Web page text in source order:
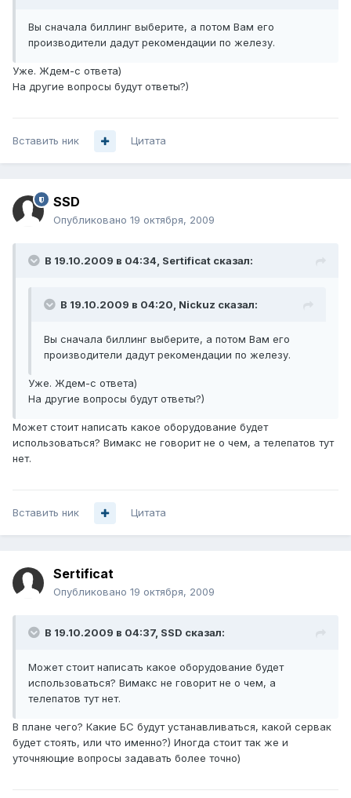
Вы сначала биллинг выберите, а потом Вам его
производители дадут рекомендации по железу.
Уже. Ждем-с ответа)
На другие вопросы будут ответы?)
Вставить ник Цитата
SSD
Опубликовано 19 октября, 2009
В 19.10.2009 в 04:34, Sertificat сказал:
В 19.10.2009 в 04:20, Nickuz сказал:
Вы сначала биллинг выберите, а потом Вам его
производители дадут рекомендации по железу.
Уже. Ждем-с ответа)
На другие вопросы будут ответы?)
Может стоит написать какое оборудование будет
использоваться? Вимакс не говорит не о чем, а телепатов тут
нет.
Вставить ник Цитата
Sertificat
Опубликовано 19 октября, 2009
В 19.10.2009 в 04:37, SSD сказал:
Может стоит написать какое оборудование будет
использоваться? Вимакс не говорит не о чем, а
телепатов тут нет.
В плане чего? Какие БС будут устанавливаться, какой сервак
будет стоять, или что именно?) Иногда стоит так же и
уточняющие вопросы задавать более точно)